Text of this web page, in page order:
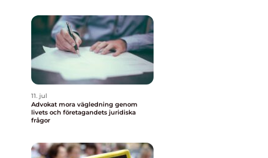
11. jul
Advokat mora vägledning genom
livets och företagandets juridiska
frågor